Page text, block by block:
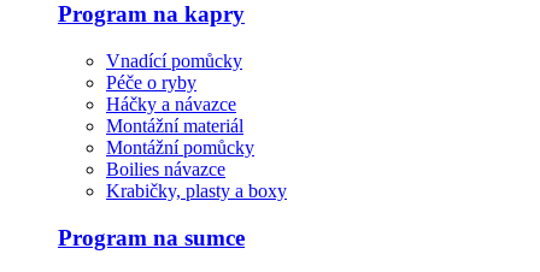
Program na kapry
Vnadící pomůcky
Péče o ryby
Háčky a návazce
Montážní materiál
Montážní pomůcky
Boilies návazce
Krabičky, plasty a boxy
Program na sumce